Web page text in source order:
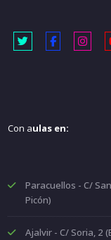
Con aulas en:
Paracuellos - C/
Picón)
Ajalvir - C/ Soria, 2